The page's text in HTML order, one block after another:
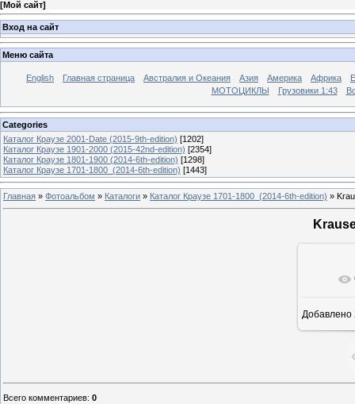
[Мой сайт]
Вход на сайт
Меню сайта
English Главная страница Австралия и Океания Азия Америка Африка
МОТОЦИКЛЫ
Грузовики 1:43
Categories
Каталог Краузе 2001-Date (2015-9th-edition) [1202]
Каталог Краузе 1901-2000 (2015-42nd-edition) [2354]
Каталог Краузе 1801-1900 (2014-6th-edition) [1298]
Каталог Краузе 1701-1800_(2014-6th-edition) [1443]
Главная » Фотоальбом » Каталоги » Каталог Краузе 1701-1800_(2014-6th-edition) »
Добавлено
Всего комментариев: 0